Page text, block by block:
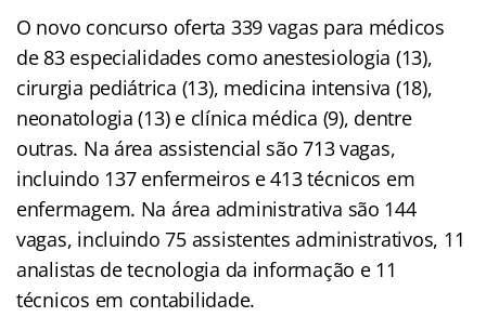
O novo concurso oferta 339 vagas para médicos
de 83 especialidades como anestesiologia (13),
cirurgia pediátrica (13), medicina intensiva (18),
neonatologia (13) e clínica médica (9), dentre
outras. Na área assistencial são 713 vagas,
incluindo 137 enfermeiros e 413 técnicos em
enfermagem. Na área administrativa são 144
vagas, incluindo 75 assistentes administrativos, 11
analistas de tecnologia da informação e 11
técnicos em contabilidade.